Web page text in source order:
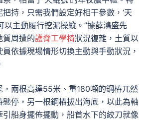
持，只需我們設定好相干參數，‘天
以主動履行挖泥操縱。”據薛鴻盛先
質周遭的護脊工學椅狀況復雜，土質以
依據現場情形切換主動與手動狀況，
，兩根高達55米、重180噸的鋼樁兀然
停，另一根鋼樁拔出海底，以此為軸
船身擺佈擺動，船首水下的絞刀就像